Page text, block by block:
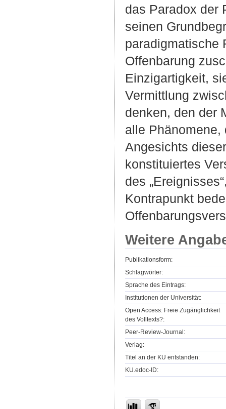
das Paradox der
seinen
paradigmatische
Offenbarung
Einzigartigkeit,
Vermittlung
denken, den der
alle Phänomene,
Angesichts
konstituiertes
des
Kontrapunkt
Weitere
Publikationsform:
Schlagwörter:
Sprache des Eintrags:
Institutionen der Universität:
Open Access: Freie Zugänglichkeit
des Volltexts?:
Peer-Review-Journal:
Verlag:
Titel an der KU entstanden:
KU.edoc-ID: